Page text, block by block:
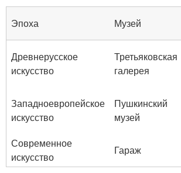
Эпоха Музей
Древнерусское
искусство
Третьяковская
галерея
Западноевропейское
искусство
Пушкинский
музей
Современное
искусство
Гараж